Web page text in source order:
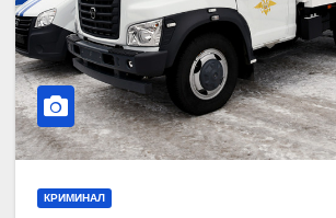
КРИМИНАЛ